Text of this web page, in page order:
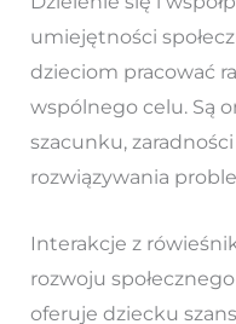
umiejętności
dzieciom pracować
wspólnego celu. Są
szacunku,
rozwiązywania
Interakcje z
rozwoju
oferuje dziecku